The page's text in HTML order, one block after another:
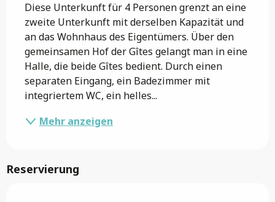
Diese Unterkunft für 4 Personen grenzt an eine
zweite Unterkunft mit derselben Kapazität und
an das Wohnhaus des Eigentümers. Über den
gemeinsamen Hof der Gîtes gelangt man in eine
Halle, die beide Gîtes bedient. Durch einen
separaten Eingang, ein Badezimmer mit
integriertem WC, ein helles...
Mehr anzeigen
Reservierung